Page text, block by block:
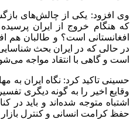
وی افزود: یکی از چالش‌های
که هنگام خروج از ایران
افغانستانی است؟ و طالبان هم
در حالی که در ایران بحث
است و گاهی با انتقاد مواجه
حسینی تاکید کرد: نگاه ایران
وقایع اخیر را به گونه دیگری
اشتباه متوجه شده‌اند و باید در
حفظ کرامت انسانی و کنترل